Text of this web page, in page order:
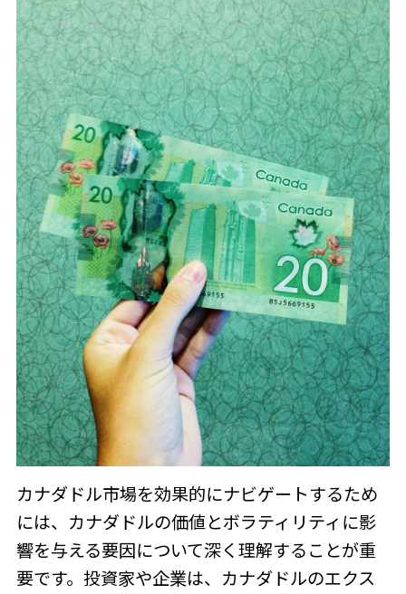
カナダドル市場を効果的にナビゲートするため
には、カナダドルの価値とボラティリティに影
響を与える要因について深く理解することが重
要です。投資家や企業は、カナダドルのエクス